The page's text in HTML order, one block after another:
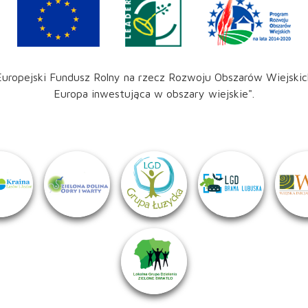
Fundusz Rolny na rzecz Rozwoju Obszarów
Europa inwestująca w obszary wiejskie".